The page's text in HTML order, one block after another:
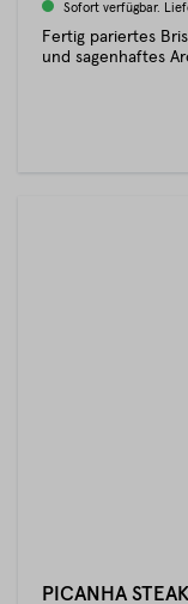
Sofort verfügbar.
Fertig pariertes
und sagenhaftes
PICANHA STEAK